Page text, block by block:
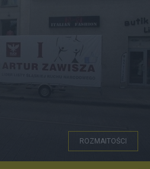
ROZMAITOŚCI